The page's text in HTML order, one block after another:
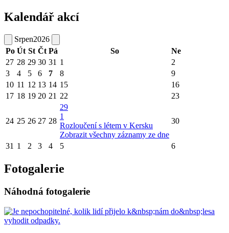
Kalendář akcí
Srpen2026
Po Út St Čt Pá So
Ne
27 28 29 30 31 1
2
3
4 5 6 7 8
9
10 11 12 13 14 15
16
17 18 19 20 21 22 23
24 25 26 27 28
29
1
Rozloučení s létem v Kersku
Zobrazit všechny záznamy ze dne
30
31 1 2 3 4 5 6
Fotogalerie
Náhodná fotogalerie